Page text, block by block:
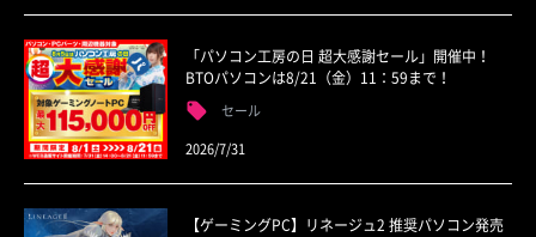
「パソコン工房の日 超大感謝セール」開催中！
BTOパソコンは8/21（金）11：59まで！
セール
2026/7/31
【ゲーミングPC】リネージュ2 推奨パソコン発売